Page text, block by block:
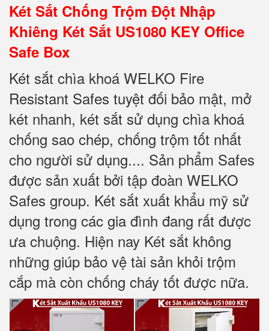
Két Sắt Chống Trộm Đột Nhập
Khiêng Két Sắt US1080 KEY Office
Safe Box
Két sắt chìa khoá WELKO Fire
Resistant Safes tuyệt đối bảo mật, mở
két nhanh, két sắt sử dụng chìa khoá
chống sao chép, chống trộm tốt nhất
cho người sử dụng.... Sản phẩm Safes
được sản xuất bởi tập đoàn WELKO
Safes group. Két sắt xuất khẩu mỹ sử
dụng trong các gia đình đang rất được
ưa chuộng. Hiện nay Két sắt không
những giúp bảo vệ tài sản khỏi trộm
cắp mà còn chống cháy tốt được nữa.